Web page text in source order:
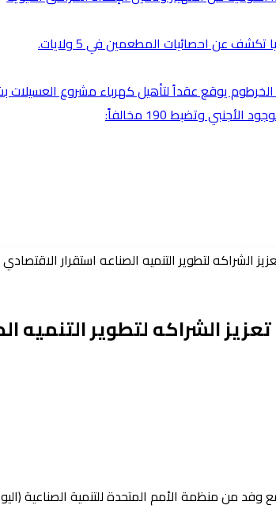
تكشف عن احصائيات المطعمين في 5 ولايات.
الخرطوم يوقع عقداً لتأهيل كهرباء مشروع العسيلات
وتضبط 190 مخالفاً:
الشراكه لتطوير التنميه الصناعه استقرار الاقتصادي
الشراكه لتطوير التنميه
من منظمة الأمم المتحدة للتنمية الصناعية